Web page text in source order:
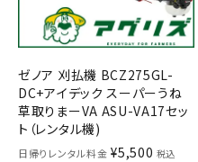
ゼノア 刈払機 BCZ275GL-
DC+アイデック スーパーうね
草取りまーVA ASU-VA17セッ
ト（レンタル機)
日帰りレンタル料金 ¥5,500 税込